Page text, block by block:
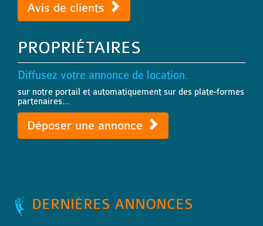
Avis de clients
PROPRIÉTAIRES
Diffusez votre annonce de location.
sur notre portail et automatiquement sur des plate-formes
partenaires...
Déposer une annonce
DERNIÈRES ANNONCES